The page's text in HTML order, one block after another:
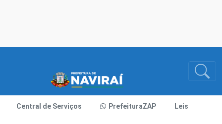
Central de Serviços PrefeituraZAP Leis